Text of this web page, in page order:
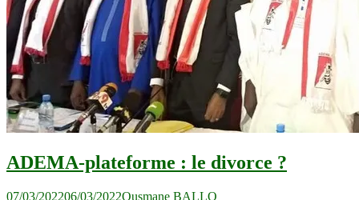
ADEMA-plateforme : le divorce ?
07/03/202206/03/2022Ousmane BALLO